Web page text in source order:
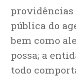
providências
pública do
bem como
possa; a
todo